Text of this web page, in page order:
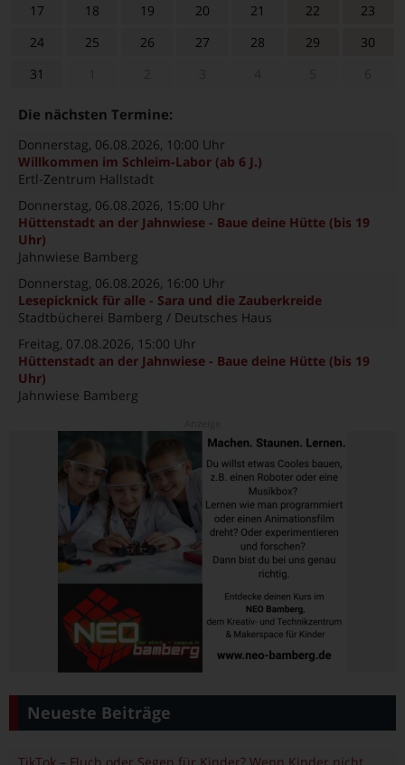
17 18 19 20 21 22
23
24
25 26 27 28 29
30
31
Die nächsten Termine:
Donnerstag, 06.08.2026, 10:00 Uhr
Willkommen im Schleim-Labor (ab 6 J.)
Ertl-Zentrum Hallstadt
Donnerstag, 06.08.2026, 15:00 Uhr
Hüttenstadt an der Jahnwiese - Baue deine Hütte (bis 19
Uhr)
Jahnwiese Bamberg
Donnerstag, 06.08.2026, 16:00 Uhr
Lesepicknick für alle - Sara und die Zauberkreide
Stadtbücherei Bamberg / Deutsches Haus
Freitag, 07.08.2026, 15:00 Uhr
Hüttenstadt an der Jahnwiese - Baue deine Hütte (bis 19
Uhr)
Jahnwiese Bamberg
Neueste Beiträge